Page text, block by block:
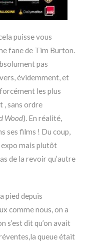
puisse vous
fane de Tim Burton.
pas
évidemment, et
les plus
, sans ordre
Wood). En réalité,
ses films ! Du coup,
expo mais plutôt
de la revoir qu’autre
pied depuis
comme nous, on a
s’est dit qu’on avait
queue était